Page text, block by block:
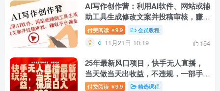
AI写作创作营：利用AI软件、网站或辅
助工具生成修改文案并投稿审核，赚取
平台佣金
付费阅读 ￥9.9 会员教程
11月21日 10:19 154
25年最新风口项目，快手无人直播，
当天做当天出收益，不违规，一部手机
即可操作，保底日入5张+【揭秘】
付费阅读 ￥9.9 精选课程